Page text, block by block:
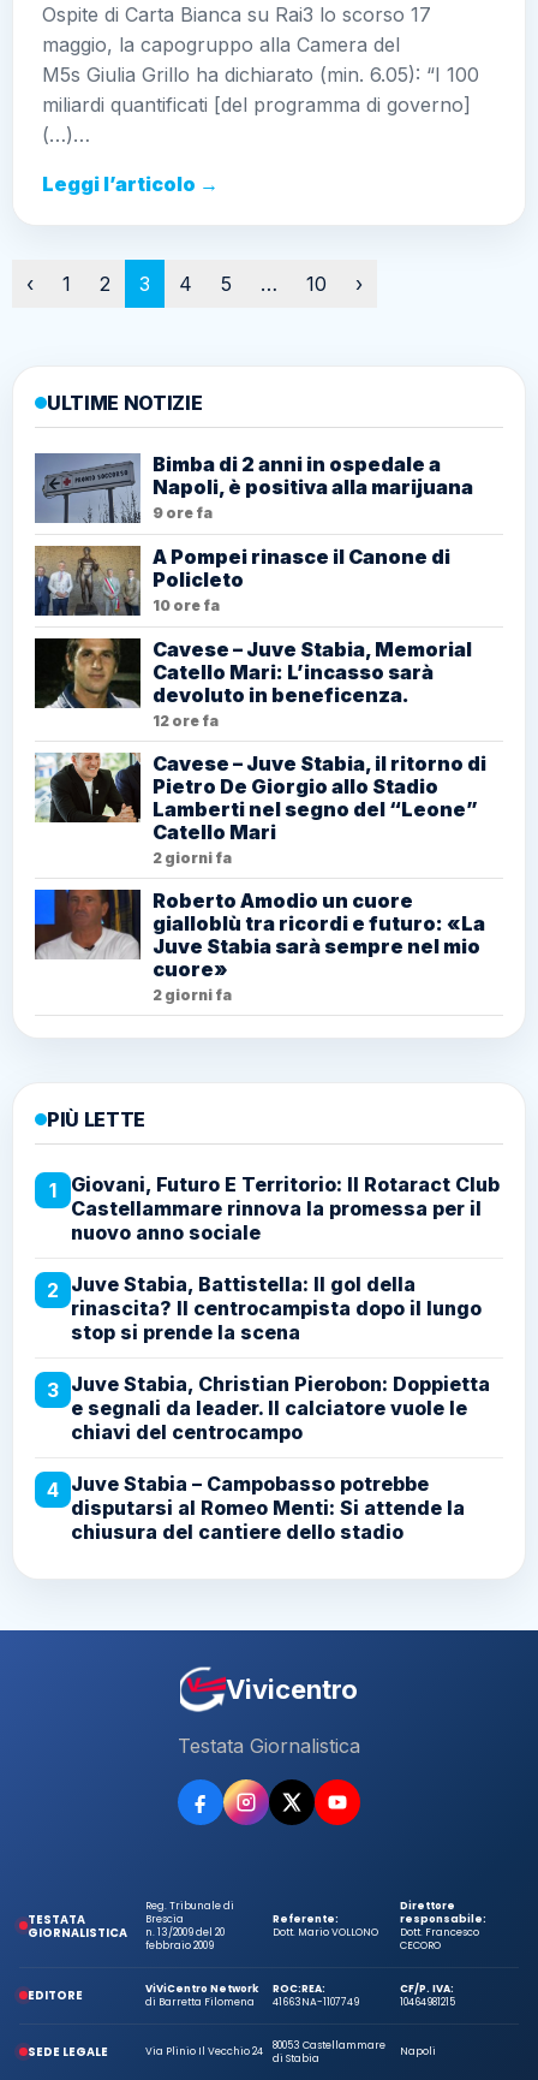
Ospite di Carta Bianca su Rai3 lo scorso 17
maggio, la capogruppo alla Camera del
M5s Giulia Grillo ha dichiarato (min. 6.05): “I 100
miliardi quantificati [del programma di governo]
(…)…
Leggi l’articolo →
Paginazione
‹ 1 2 3 4 5 … 10 ›
ULTIME NOTIZIE
Bimba di 2 anni in ospedale a
Napoli, è positiva alla marijuana
9 ore fa
A Pompei rinasce il Canone di
Policleto
10 ore fa
Cavese – Juve Stabia, Memorial
Catello Mari: L’incasso sarà
devoluto in beneficenza.
12 ore fa
Cavese – Juve Stabia, il ritorno di
Pietro De Giorgio allo Stadio
Lamberti nel segno del “Leone”
Catello Mari
2 giorni fa
Roberto Amodio un cuore
gialloblù tra ricordi e futuro: «La
Juve Stabia sarà sempre nel mio
cuore»
2 giorni fa
PIÙ LETTE
1
Giovani, Futuro E Territorio: Il Rotaract Club
Castellammare rinnova la promessa per il
nuovo anno sociale
2 Juve Stabia, Battistella: Il gol della
rinascita? Il centrocampista dopo il lungo
stop si prende la scena
3 Juve Stabia, Christian Pierobon: Doppietta
e segnali da leader. Il calciatore vuole le
chiavi del centrocampo
4 Juve Stabia – Campobasso potrebbe
disputarsi al Romeo Menti: Si attende la
chiusura del cantiere dello stadio
Vivicentro
Testata Giornalistica
TESTATA
GIORNALISTICA
Reg. Tribunale di
Brescia
n. 13/2009 del 20
febbraio 2009
Referente:
Dott. Mario VOLLONO
Direttore
responsabile:
Dott. Francesco
CECORO
EDITORE
ViViCentro Network
di Barretta Filomena
ROC:
41663
REA:
NA-1107749
CF/P. IVA:
10464981215
SEDE LEGALE Via Plinio Il Vecchio 24
80053 Castellammare
di Stabia
Napoli